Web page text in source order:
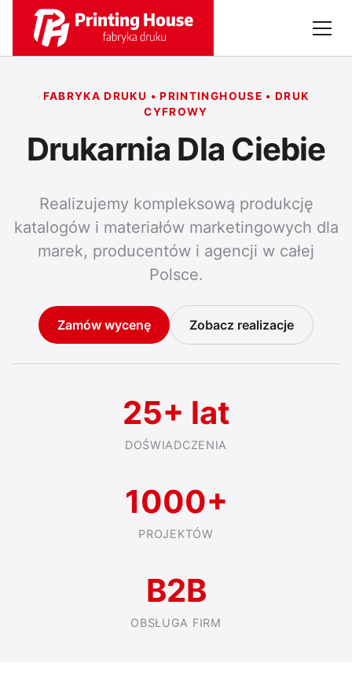
FABRYKA DRUKU • PRINTINGHOUSE • DRUK
CYFROWY
Drukarnia Dla Ciebie
Realizujemy kompleksową produkcję
katalogów i materiałów marketingowych dla
marek, producentów i agencji w całej
Polsce.
Zamów wycenę Zobacz realizacje
25+ lat
DOŚWIADCZENIA
1000+
PROJEKTÓW
B2B
OBSŁUGA FIRM